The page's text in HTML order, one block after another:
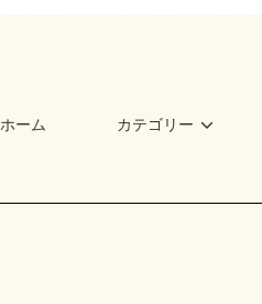
ホーム カテゴリー